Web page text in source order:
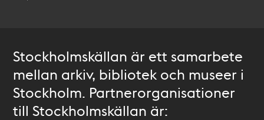
Stockholmskällan är ett samarbete
mellan arkiv, bibliotek och museer i
Stockholm. Partnerorganisationer
till Stockholmskällan är: